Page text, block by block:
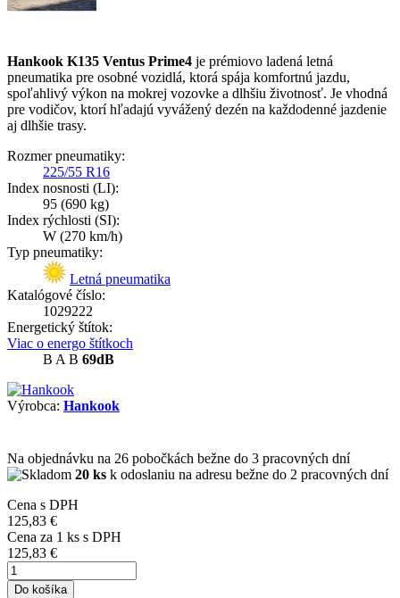
Hankook K135 Ventus Prime4 je prémiovo ladená letná
pneumatika pre osobné vozidlá, ktorá spája komfortnú jazdu,
spoľahlivý výkon na mokrej vozovke a dlhšiu životnosť. Je vhodná
pre vodičov, ktorí hľadajú vyvážený dezén na každodenné jazdenie
aj dlhšie trasy.
Rozmer pneumatiky:
225/55 R16
Index nosnosti (LI):
95 (690 kg)
Index rýchlosti (SI):
W (270 km/h)
Typ pneumatiky:
Letná pneumatika
Katalógové číslo:
1029222
Energetický štítok:
Viac o energo štítkoch
B A B 69dB
Výrobca: Hankook
Na objednávku na 26 pobočkách bežne do 3 pracovných dní
20 ks k odoslaniu na adresu bežne do 2 pracovných dní
Cena s DPH
125,83 €
Cena za 1 ks s DPH
125,83 €
Do košíka